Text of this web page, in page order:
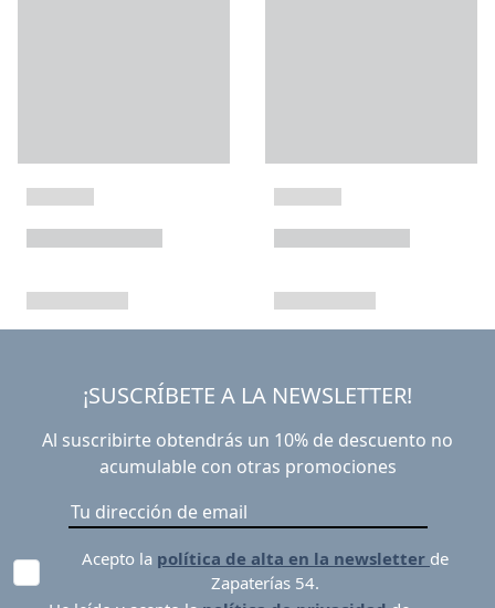
¡SUSCRÍBETE A LA NEWSLETTER!
Al suscribirte obtendrás un 10% de descuento no
acumulable con otras promociones
Acepto la política de alta en la newsletter de
Zapaterías 54.